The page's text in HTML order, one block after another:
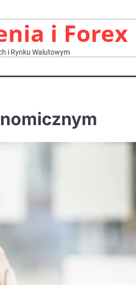
i Forex
i Rynku Walutowym